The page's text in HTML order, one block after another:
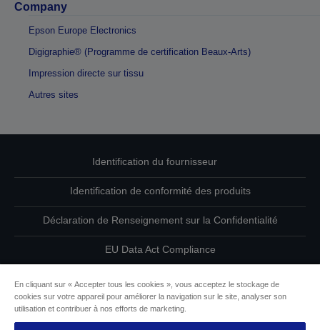
Company
Epson Europe Electronics
Digigraphie® (Programme de certification Beaux-Arts)
Impression directe sur tissu
Autres sites
Identification du fournisseur
Identification de conformité des produits
Déclaration de Renseignement sur la Confidentialité
EU Data Act Compliance
Contactez-nous au sujet de vos données
Informations sur les cookies
En cliquant sur « Accepter tous les cookies », vous acceptez le stockage de
cookies sur votre appareil pour améliorer la navigation sur le site, analyser son
utilisation et contribuer à nos efforts de marketing.